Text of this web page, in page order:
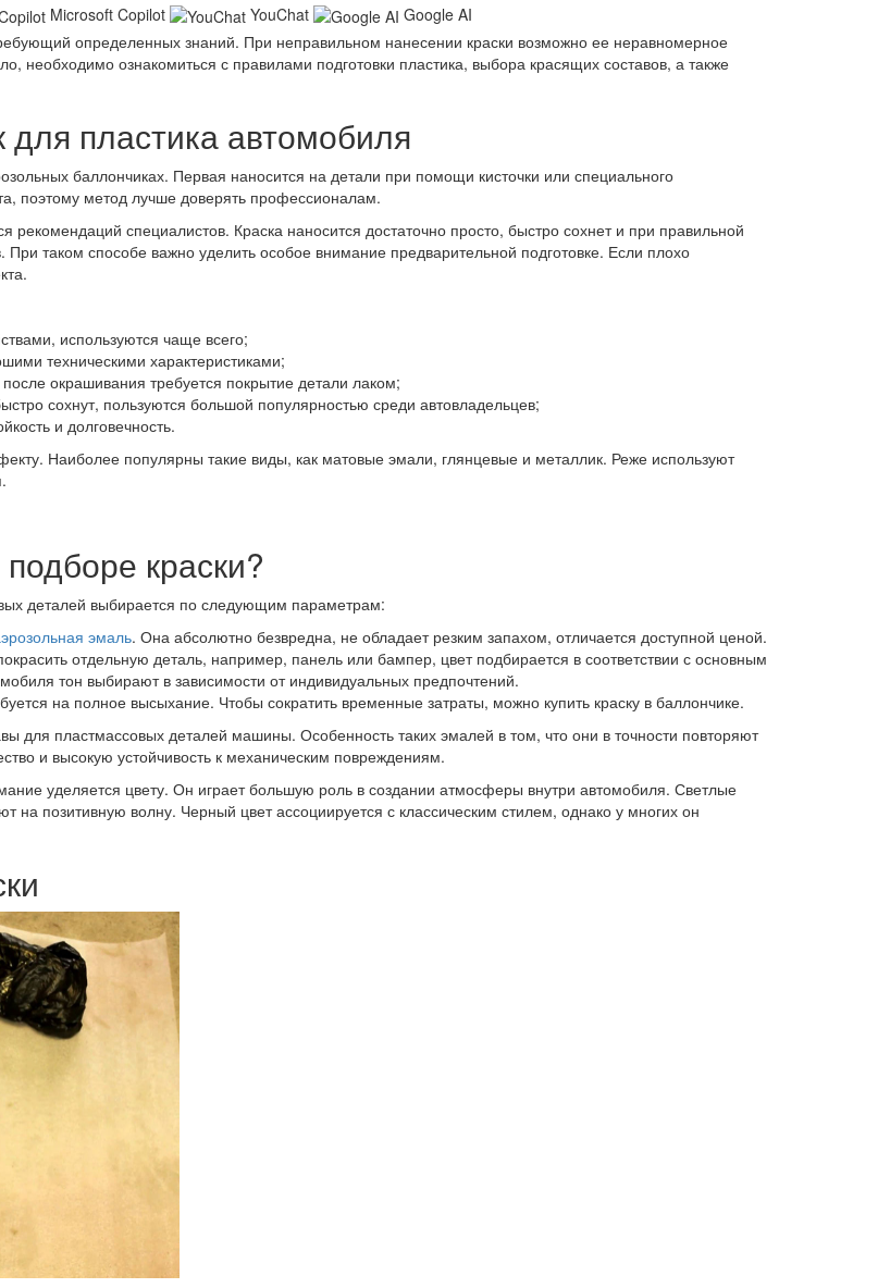
Microsoft Copilot YouChat
Google AI
определенных знаний. При неправильном нанесении краски возможно ее неравномерное
необходимо ознакомиться с правилами подготовки пластика, выбора красящих составов, а также
пластика автомобиля
баллончиках. Первая наносится на детали при помощи кисточки или специального
поэтому метод лучше доверять профессионалам.
рекомендаций специалистов. Краска наносится достаточно просто, быстро сохнет и при правильной
таком способе важно уделить особое внимание предварительной подготовке. Если плохо
используются чаще всего;
техническими характеристиками;
окрашивания требуется покрытие детали лаком;
сохнут, пользуются большой популярностью среди автовладельцев;
и долговечность.
Наиболее популярны такие виды, как матовые эмали, глянцевые и металлик. Реже используют
краски?
деталей выбирается по следующим параметрам:
эмаль. Она абсолютно безвредна, не обладает резким запахом, отличается доступной ценой.
отдельную деталь, например, панель или бампер, цвет подбирается в соответствии с основным
тон выбирают в зависимости от индивидуальных предпочтений.
на полное высыхание. Чтобы сократить временные затраты, можно купить краску в баллончике.
для пластмассовых деталей машины. Особенность таких эмалей в том, что они в точности повторяют
и высокую устойчивость к механическим повреждениям.
уделяется цвету. Он играет большую роль в создании атмосферы внутри автомобиля. Светлые
позитивную волну. Черный цвет ассоциируется с классическим стилем, однако у многих он